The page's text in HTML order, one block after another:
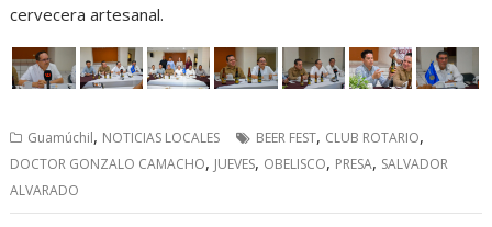
cervecera artesanal.
Guamúchil, NOTICIAS LOCALES BEER FEST, CLUB ROTARIO,
DOCTOR GONZALO CAMACHO, JUEVES, OBELISCO, PRESA, SALVADOR
ALVARADO